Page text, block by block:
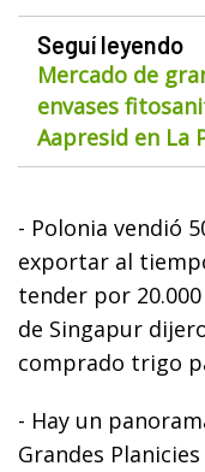
Seguí leyendo
Mercado de
envases
Aapresid en La
- Polonia vendió
exportar al
tender por
de Singapur
comprado trigo
- Hay un
Grandes